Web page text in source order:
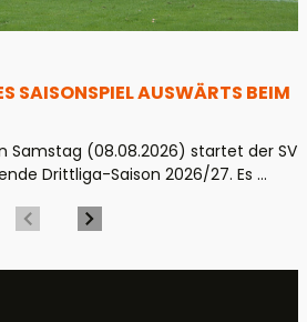
SAISONSPIEL AUSWÄRTS BEIM
Samstag (08.08.2026) startet der SV
Drittliga-Saison 2026/27. Es ...